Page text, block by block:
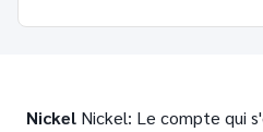
Nickel Nickel: Le compte qui